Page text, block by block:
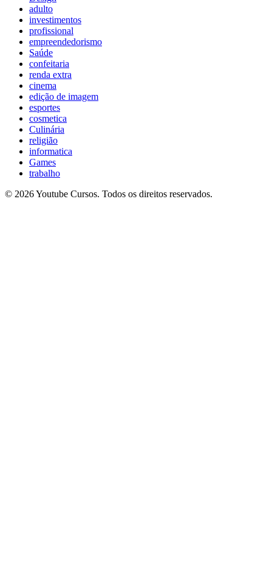
adulto
investimentos
profissional
empreendedorismo
Saúde
confeitaria
renda extra
cinema
edição de imagem
esportes
cosmetica
Culinária
religião
informatica
Games
trabalho
© 2026 Youtube Cursos. Todos os direitos reservados.